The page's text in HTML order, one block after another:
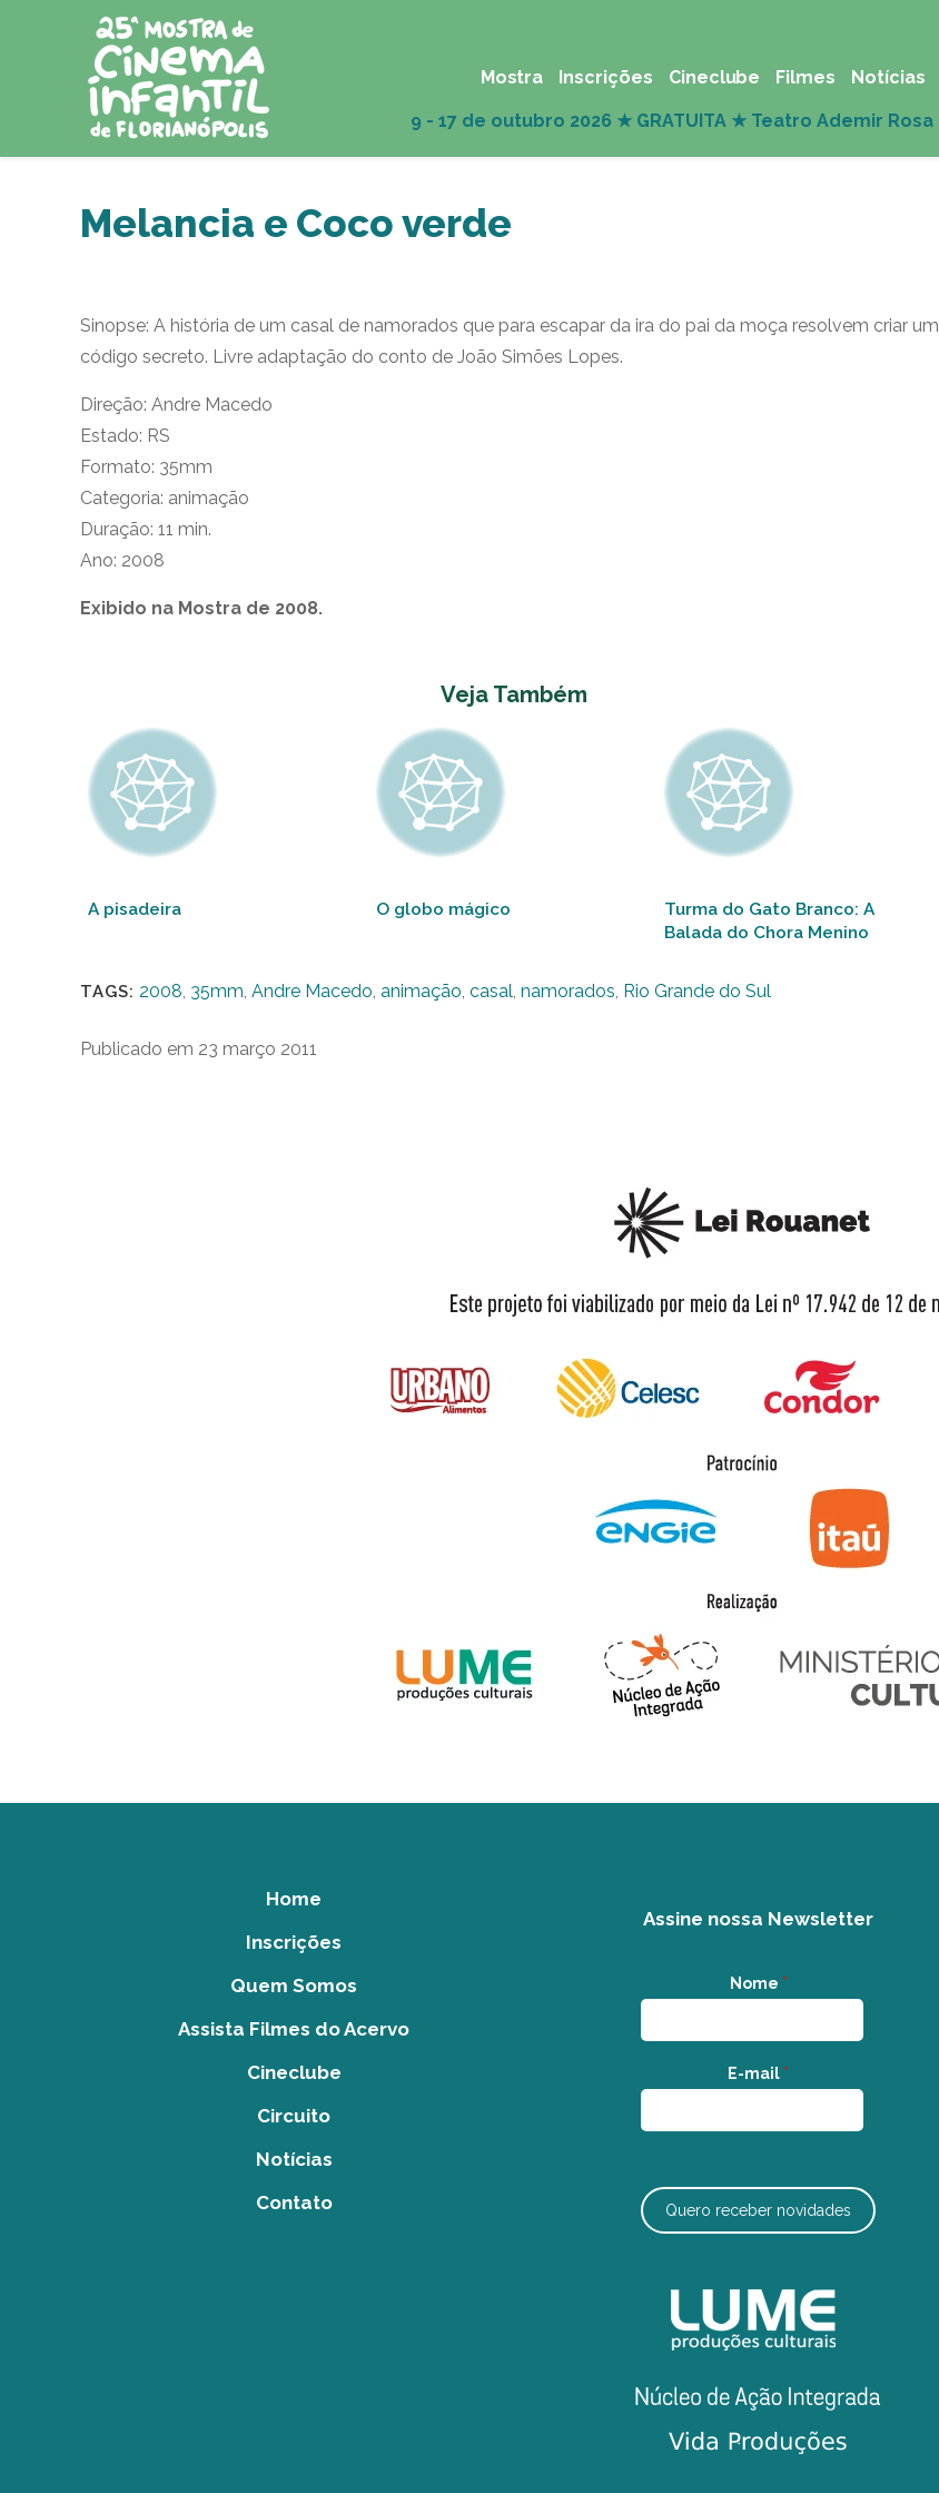
Mostra Inscrições Cineclube Filmes Notícias
Melancia e Coco verde
Sinopse: A história de um casal de namorados que para escapar da ira do pai da moça resolvem criar um
código secreto. Livre adaptação do conto de João Simões Lopes.
Direção: Andre Macedo
Estado: RS
Formato: 35mm
Categoria: animação
Duração: 11 min.
Ano: 2008
Exibido na Mostra de 2008.
Veja Também
A pisadeira O globo mágico
Turma do Gato Branco: A
Balada do Chora Menino
TAGS: 2008, 35mm, Andre Macedo, animação, casal, namorados, Rio Grande do Sul
Publicado em 23 março 2011
Home
Inscrições
Quem Somos
Assista Filmes do Acervo
Cineclube
Circuito
Notícias
Contato
Assine nossa Newsletter
Nome *
E-mail *
Quero receber novidades